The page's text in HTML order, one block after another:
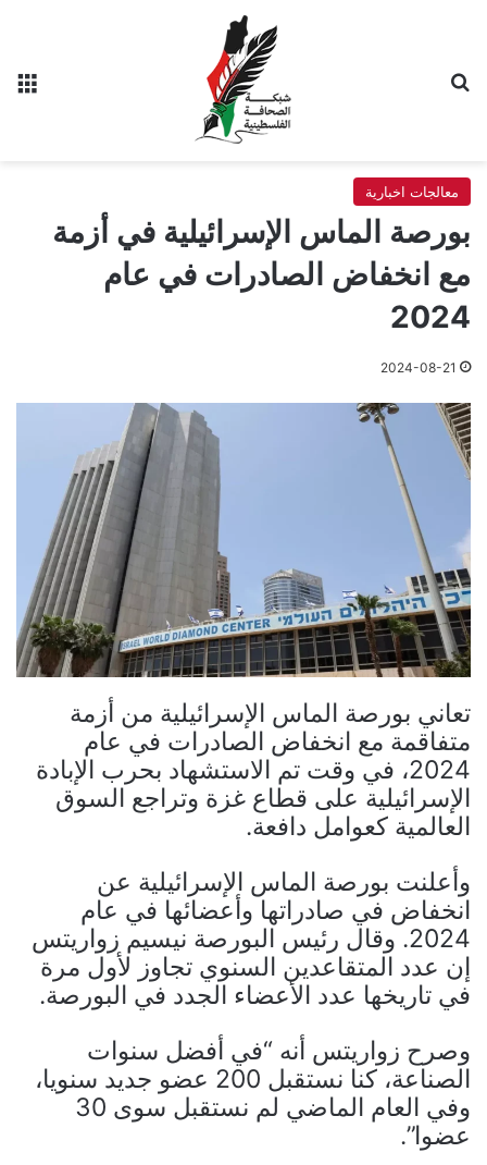
معالجات اخبارية
بورصة الماس الإسرائيلية في أزمة
مع انخفاض الصادرات في عام
2024
2024-08-21
تعاني بورصة الماس الإسرائيلية من أزمة
متفاقمة مع انخفاض الصادرات في عام
2024، في وقت تم الاستشهاد بحرب الإبادة
الإسرائيلية على قطاع غزة وتراجع السوق
العالمية كعوامل دافعة.
وأعلنت بورصة الماس الإسرائيلية عن
انخفاض في صادراتها وأعضائها في عام
2024. وقال رئيس البورصة نيسيم زواريتس
إن عدد المتقاعدين السنوي تجاوز لأول مرة
في تاريخها عدد الأعضاء الجدد في البورصة.
وصرح زواريتس أنه “في أفضل سنوات
الصناعة، كنا نستقبل 200 عضو جديد سنويا،
وفي العام الماضي لم نستقبل سوى 30
عضوا”.